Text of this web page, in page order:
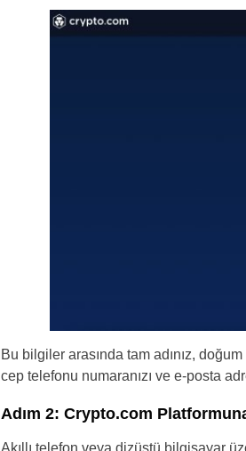
Bu bilgiler arasında tam adınız,
cep telefonu numaranızı ve e-posta
Adım 2: Crypto.com